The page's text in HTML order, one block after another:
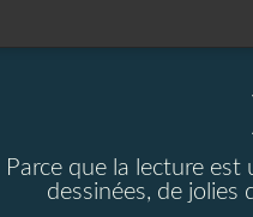
Parce que la lecture
dessinées, de